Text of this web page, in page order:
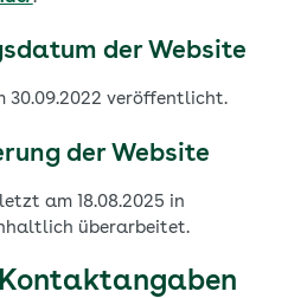
versorgt. der Website
30.09.2022 veröffentlicht.
der Website
am 18.08.2025 in
überarbeitet.